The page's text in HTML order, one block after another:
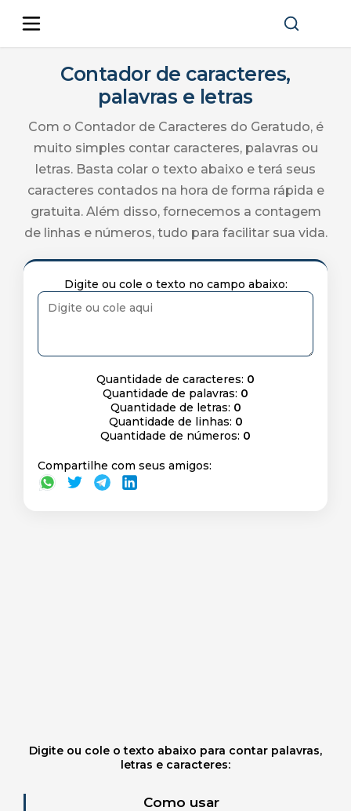
Contador de caracteres,
palavras e letras
Com o Contador de Caracteres do Geratudo, é
muito simples contar caracteres, palavras ou
letras. Basta colar o texto abaixo e terá seus
caracteres contados na hora de forma rápida e
gratuita. Além disso, fornecemos a contagem
de linhas e números, tudo para facilitar sua vida.
Digite ou cole o texto no campo abaixo:
Quantidade de caracteres: 0
Quantidade de palavras: 0
Quantidade de letras: 0
Quantidade de linhas: 0
Quantidade de números: 0
Compartilhe com seus amigos:
Digite ou cole o texto abaixo para contar palavras,
letras e caracteres:
Como usar